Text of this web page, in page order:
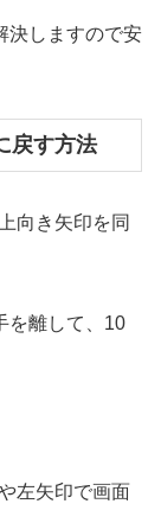
決しますので安
戻す方法
向き矢印を同
を離して、10
左矢印で画面